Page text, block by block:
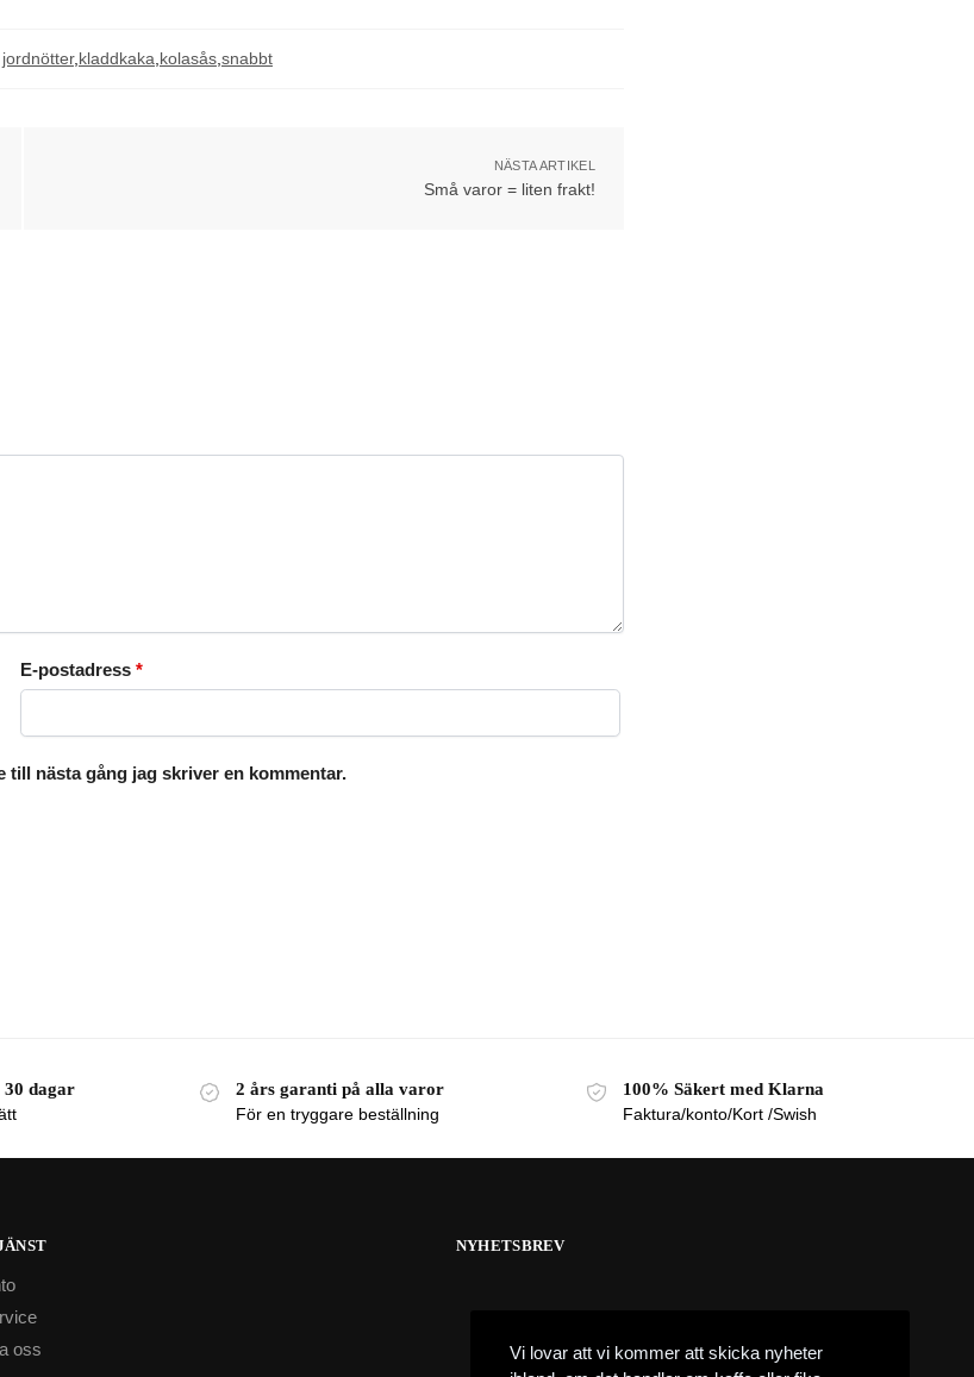
jordnötter, kladdkaka kolasås, snabbt
NÄSTA ARTIKEL
Små varor = liten frakt!
E-postadress *
nästa gång jag skriver en kommentar.
dagar
2 års garanti på alla varor
För en tryggare beställning
100% Säkert med Klarna
Faktura/konto/Kort /Swish
oss
NYHETSBREV
Vi lovar att vi kommer att skicka nyheter